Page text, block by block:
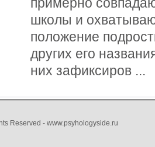
примерно
школы и
положение
других его
них зафиксиров ...
Reserved - www.psyhologyside.ru